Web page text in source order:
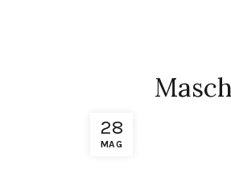
28
MAG